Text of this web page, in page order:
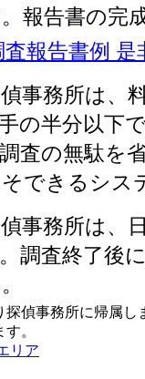
報告書の完
事務所は、
の半分以下
査の無駄を
できるシス
事務所は、
調査終了後
偵事務所に帰属し
。
リア